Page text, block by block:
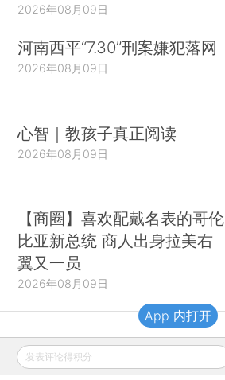
2026年08月09日
河南西平“7.30”刑案嫌犯落网
2026年08月09日
心智｜教孩子真正阅读
2026年08月09日
【商圈】喜欢配戴名表的哥伦
比亚新总统 商人出身拉美右
翼又一员
2026年08月09日
财新移动
发表评论得积分
App 内打开